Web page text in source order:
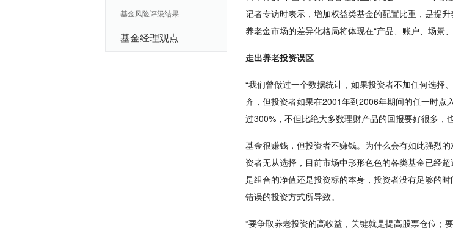
基金风险评级结果
基金经理观点
记者专访时表示，增加权益类基金的配置比重，是提
养老金市场的差异化格局将体现在“产品、账户、场景
走出养老投资误区
“我们曾做过一个数据统计，如果投资者不加任何选择
齐，但投资者如果在2001年到2006年期间的任一时点
过300%，不但比绝大多数理财产品的回报要好很多，
基金很赚钱，但投资者不赚钱。为什么会有如此强烈
资者无从选择，目前市场中形形色色的各类基金已经
是组合的净值还是投资标的本身，投资者没有足够的
错误的投资方式所导致。
“要争取养老投资的高收益，关键就是提高股票仓位；